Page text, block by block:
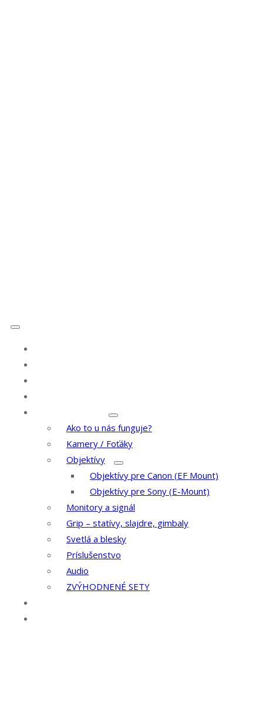
Ako to u nás funguje?
Kamery / Foťáky
Objektívy
Objektívy pre Canon (EF Mount)
Objektívy pre Sony (E-Mount)
Monitory a signál
Grip – statívy, slajdre, gimbaly
Svetlá a blesky
Príslušenstvo
Audio
ZVÝHODNENÉ SETY